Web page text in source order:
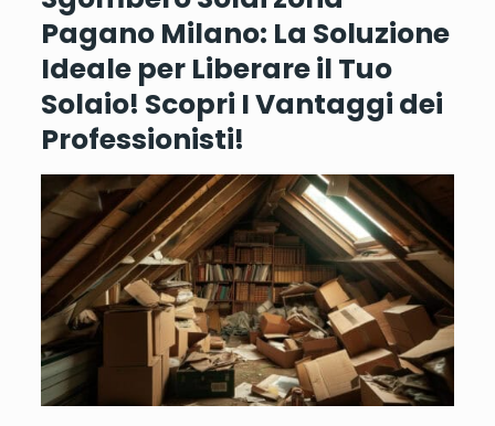
Pagano Milano: La Soluzione
Ideale per Liberare il Tuo
Solaio! Scopri IVantaggi dei
Professionisti!